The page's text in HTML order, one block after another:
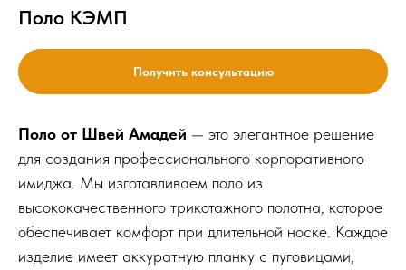
Поло КЭМП
Получить консультацию
Поло от Швей Амадей — это элегантное решение
для создания профессионального корпоративного
имиджа. Мы изготавливаем поло из
высококачественного трикотажного полотна, которое
обеспечивает комфорт при длительной носке. Каждое
изделие имеет аккуратную планку с пуговицами,